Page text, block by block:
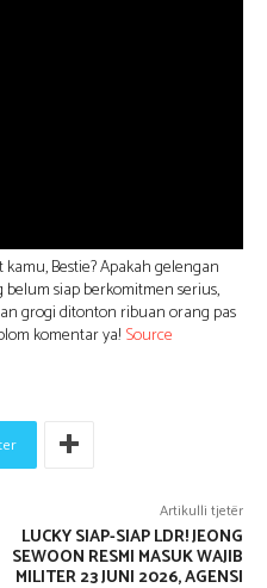
Bestie? Apakah gelengan
siap berkomitmen serius,
grogi ditonton ribuan orang pas
komentar ya! Source
Artikulli tjetër
LUCKY SIAP-SIAP LDR! JEONG
SEWOON RESMI MASUK WAJIB
MILITER 23 JUNI 2026, AGENSI